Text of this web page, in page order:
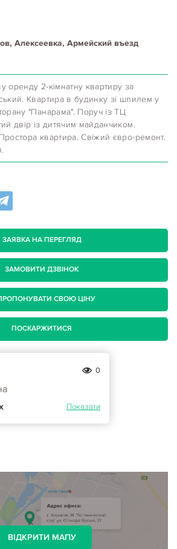
Алексеевка, Армейский въезд
оренду 2-кімнатну квартиру за
Квартира в будинку зі шпилем у
"Панарама". Поруч із ТЦ
двір із дитячим майданчиком.
квартира. Свіжий євро-ремонт.
ЗАЯВКА НА ПЕРЕГЛЯД
ЗАМОВИТИ ДЗВІНОК
СВОЮ ЦІНУ
ПОСКАРЖИТИСЯ
0
Показати
ВІДКРИТИ МАПУ